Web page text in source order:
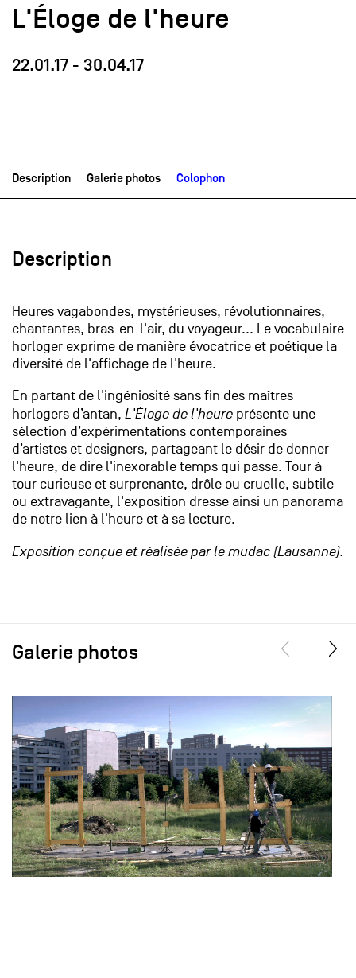
L'Éloge de l'heure
22.01.17 - 30.04.17
Description Galerie photos Colophon
Description
Heures vagabondes, mystérieuses, révolutionnaires,
chantantes, bras-en-l'air, du voyageur... Le vocabulaire
horloger exprime de manière évocatrice et poétique la
diversité de l'affichage de l'heure.
En partant de l'ingéniosité sans fin des maîtres
horlogers d’antan, L'Éloge de l'heure présente une
sélection d’expérimentations contemporaines
d’artistes et designers, partageant le désir de donner
l'heure, de dire l'inexorable temps qui passe. Tour à
tour curieuse et surprenante, drôle ou cruelle, subtile
ou extravagante, l'exposition dresse ainsi un panorama
de notre lien à l'heure et à sa lecture.
Exposition conçue et réalisée par le mudac (Lausanne).
Galerie photos